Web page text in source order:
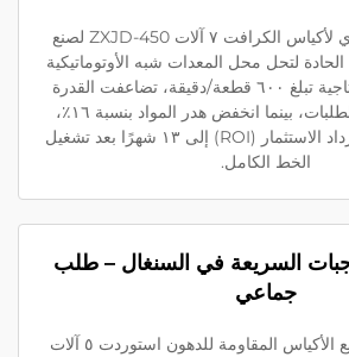
اشترت مصنع مصري لأكياس الكرافت ٧ آلات ZXJD-450 لصنع
لتحل محل المعدات شبه الأوتوماتيكية
القديمة. وبأقصى إنتاجية تبلغ ٦٠٠ قطعة/دقيقة، تضاعفت القدرة
اليومية على تلبية الطلبات، بينما انخفض هدر المواد بنسبة ١٦٪،
وانخفضت فترة استرداد الاستثمار (ROI) إلى ١٣ شهرًا بعد تشغيل
الخط الكامل.
السريعة في السنغال – طلب
جماعي
شركة سنغالية لتصنيع الأكياس المقاومة للدهون استوردت ٥ آلات